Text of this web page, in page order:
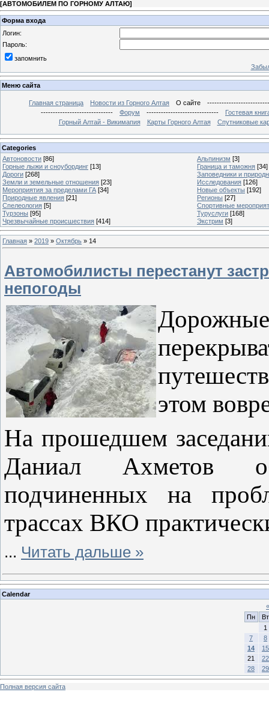
[АВТОМОБИЛЕМ ПО ГОРНОМУ АЛТАЮ]
Форма входа
Логин:
Пароль:
запомнить
Меню сайта
Главная страница Новости из Горного Алтая О сайте
------------------------------
Форум ------------------------------
Гостевая
Горный Алтай - Викимапия
Карты Горного Алтая Спутниковые
Categories
Автоновости [86] Альпинизм [3]
Горные лыжи и сноубординг [13] Граница и таможня [34]
Дороги [268]
Заповедники и
Земли и земельные отношения [23] Исследования [126]
Мероприятия за пределами ГА [34] Новые объекты [192]
Природные явления [21] Регионы [27]
Спелеология [5]
Спортивные
Турзоны [95] Туруслуги [168]
Чрезвычайные происшествия [414] Экстрим [3]
Главная » 2019 » Октябрь » 14
Автомобилисты перестанут
непогоды
этом
На прошедшем
Даниал Ахметов
подчиненных на
трассах ВКО
... Читать дальше »
Calendar
«
Пн
Вт
1
7
8
14
15
21
22
28
29
Полная версия сайта